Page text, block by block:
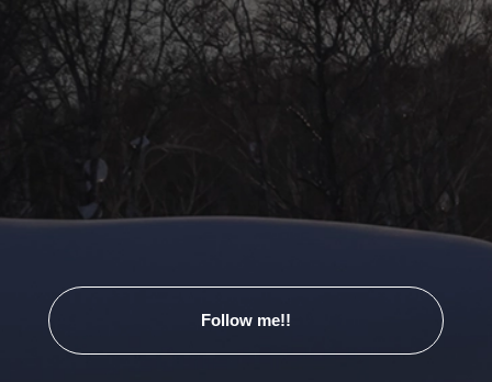
Follow me!!